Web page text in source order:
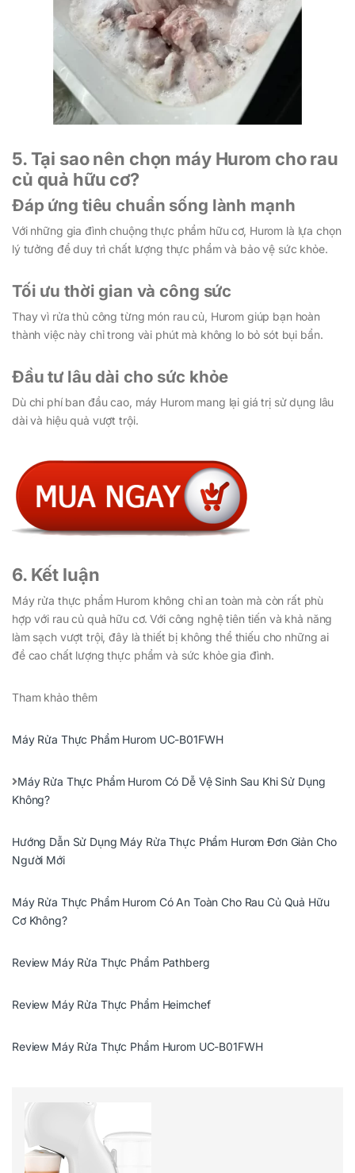
5. Tại sao nên chọn máy Hurom cho rau
củ quả hữu cơ?
Đáp ứng tiêu chuẩn sống lành mạnh
Với những gia đình chuộng thực phẩm hữu cơ, Hurom là lựa chọn
lý tưởng để duy trì chất lượng thực phẩm và bảo vệ sức khỏe.
Tối ưu thời gian và công sức
Thay vì rửa thủ công từng món rau củ, Hurom giúp bạn hoàn
thành việc này chỉ trong vài phút mà không lo bỏ sót bụi bẩn.
Đầu tư lâu dài cho sức khỏe
Dù chi phí ban đầu cao, máy Hurom mang lại giá trị sử dụng lâu
dài và hiệu quả vượt trội.
6. Kết luận
Máy rửa thực phẩm Hurom không chỉ an toàn mà còn rất phù
hợp với rau củ quả hữu cơ. Với công nghệ tiên tiến và khả năng
làm sạch vượt trội, đây là thiết bị không thể thiếu cho những ai
đề cao chất lượng thực phẩm và sức khỏe gia đình.
Tham khảo thêm
Máy Rửa Thực Phẩm Hurom UC-B01FWH
Máy Rửa Thực Phẩm Hurom Có Dễ Vệ Sinh Sau Khi Sử Dụng
Không?
Hướng Dẫn Sử Dụng Máy Rửa Thực Phẩm Hurom Đơn Giản Cho
Người Mới
Máy Rửa Thực Phẩm Hurom Có An Toàn Cho Rau Củ Quả Hữu
Cơ Không?
Review Máy Rửa Thực Phẩm Pathberg
Review Máy Rửa Thực Phẩm Heimchef
Review Máy Rửa Thực Phẩm Hurom UC-B01FWH